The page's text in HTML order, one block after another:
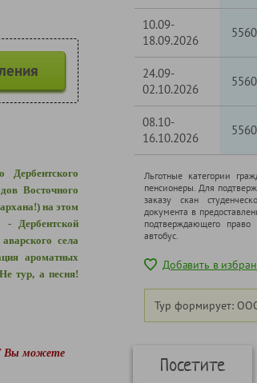
Дербентского
Восточного
на этом
- Дербентской
села
ароматных
тур, а песня!
Вы можете
10.09-
18.09.2026
24.09-
02.10.2026
08.10-
16.10.2026
Льготные категории
пенсионеры. Для
заказу скан
документа в
подтверждающего
автобус.
Добавить в
Тур формирует:
Посетите